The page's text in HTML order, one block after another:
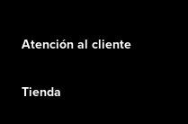
Atención al cliente
Iniciar una devolución
Tienda